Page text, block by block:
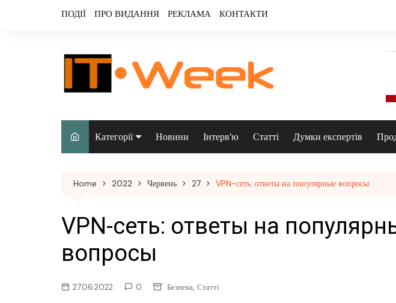
ПОДІЇ ПРО ВИДАННЯ РЕКЛАМА КОНТАКТИ
Категорії
Аудіо & відео
Безпека
датацентри
Новини Інтерв’ю Статті Думки експертів
Home 2022 Червень 27 VPN-сеть: ответы на популярные вопросы
VPN-сеть: ответы на
вопросы
27.06.2022 0 Безпека, Статті